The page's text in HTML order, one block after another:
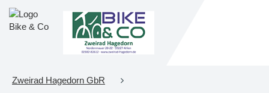
Zweirad Hagedorn GbR